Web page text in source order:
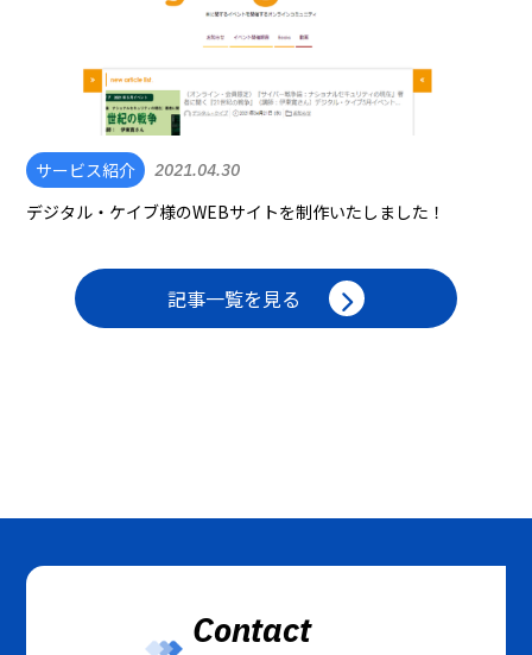
サービス紹介 2021.04.30
デジタル・ケイブ様のWEBサイトを制作いたしました！
記事一覧を見る
Contact